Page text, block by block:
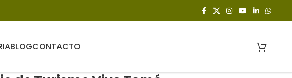
BLOGCONTACTO